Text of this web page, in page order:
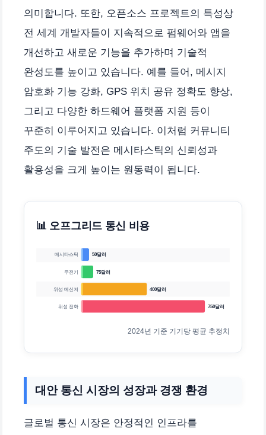
의미합니다. 또한, 오픈소스 프로젝트의 특성상
전 세계 개발자들이 지속적으로 펌웨어와 앱을
개선하고 새로운 기능을 추가하며 기술적
완성도를 높이고 있습니다. 예를 들어, 메시지
암호화 기능 강화, GPS 위치 공유 정확도 향상,
그리고 다양한 하드웨어 플랫폼 지원 등이
꾸준히 이루어지고 있습니다. 이처럼 커뮤니티
주도의 기술 발전은 메시타스틱의 신뢰성과
활용성을 크게 높이는 원동력이 됩니다.
📊 오프그리드 통신 비용
메시타스틱 50달러
무전기 75달러
위성 메신저 400달러
위성 전화 750달러
2024년 기준 기기당 평균 추정치
대안 통신 시장의 성장과 경쟁 환경
글로벌 통신 시장은 안정적인 인프라를